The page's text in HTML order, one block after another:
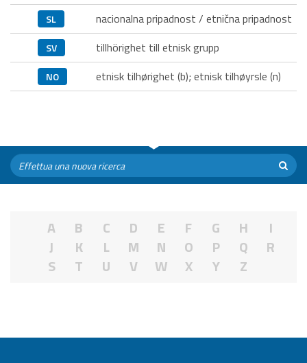
SL nacionalna pripadnost / etnična pripadnost
SV tillhörighet till etnisk grupp
NO etnisk tilhørighet (b); etnisk tilhøyrsle (n)
A B C D E F G H
I
J
K L M N O P Q
R
S
T U V W X Y Z